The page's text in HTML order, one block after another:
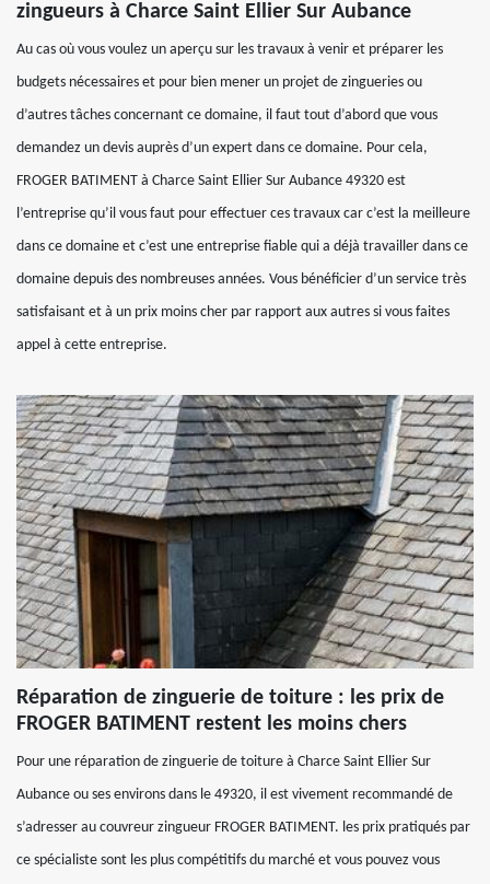
zingueurs à Charce Saint Ellier Sur Aubance
Au cas où vous voulez un aperçu sur les travaux à venir et préparer les
budgets nécessaires et pour bien mener un projet de zingueries ou
d’autres tâches concernant ce domaine, il faut tout d’abord que vous
demandez un devis auprès d’un expert dans ce domaine. Pour cela,
FROGER BATIMENT à Charce Saint Ellier Sur Aubance 49320 est
l’entreprise qu’il vous faut pour effectuer ces travaux car c’est la meilleure
dans ce domaine et c’est une entreprise fiable qui a déjà travailler dans ce
domaine depuis des nombreuses années. Vous bénéficier d’un service très
satisfaisant et à un prix moins cher par rapport aux autres si vous faites
appel à cette entreprise.
Réparation de zinguerie de toiture : les prix de
FROGER BATIMENT restent les moins chers
Pour une réparation de zinguerie de toiture à Charce Saint Ellier Sur
Aubance ou ses environs dans le 49320, il est vivement recommandé de
s’adresser au couvreur zingueur FROGER BATIMENT. les prix pratiqués par
ce spécialiste sont les plus compétitifs du marché et vous pouvez vous